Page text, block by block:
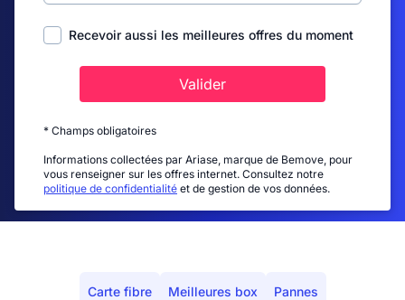
Recevoir aussi les meilleures offres du moment
Valider
* Champs obligatoires
Informations collectées par Ariase, marque de Bemove, pour
vous renseigner sur les offres internet. Consultez notre
politique de confidentialité et de gestion de vos données.
Carte fibre Meilleures box Pannes